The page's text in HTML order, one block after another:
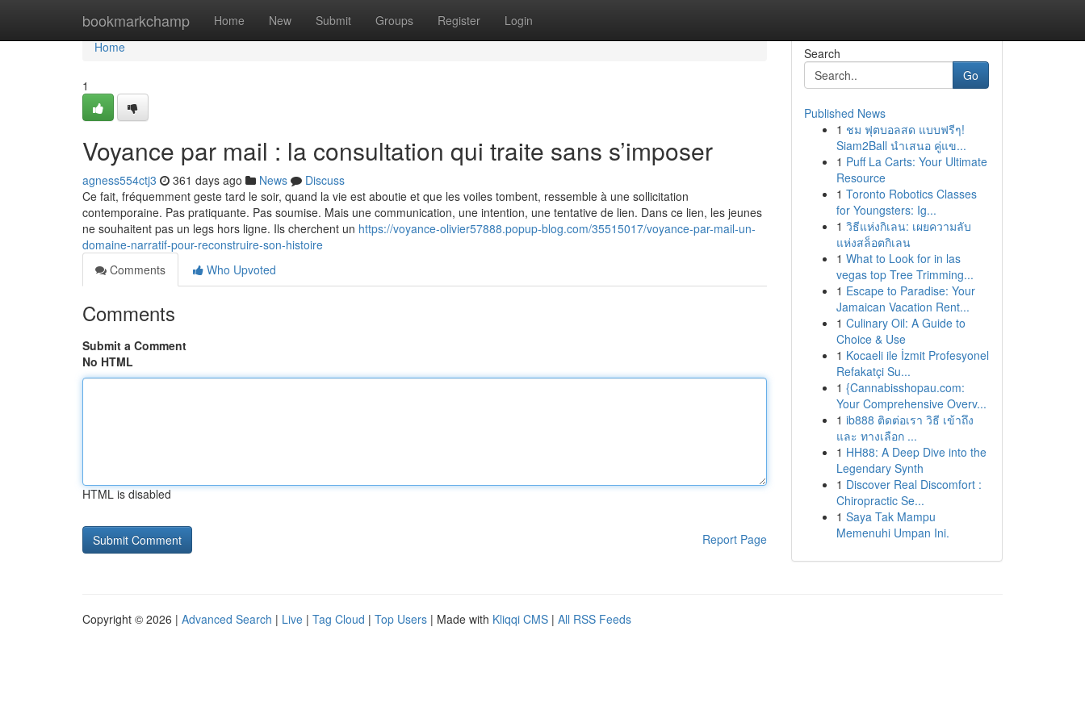
bookmarkchamp Home New Submit Groups Register Login
Home
Home
1
Voyance par mail : la consultation qui traite sans s’imposer
agness554ctj3 361 days ago News
Discuss
Ce fait, fréquemment geste tard le soir, quand la vie est aboutie et que les voiles tombent, ressemble à une sollicitation
contemporaine. Pas pratiquante. Pas soumise. Mais une communication, une intention, une tentative de lien. Dans ce lien, les jeunes
ne souhaitent pas un legs hors ligne. Ils cherchent un https://voyance-olivier57888.popup-blog.com/35515017/voyance-par-mail-un-
domaine-narratif-pour-reconstruire-son-histoire
Comments
Who Upvoted
Comments
Submit a Comment
No HTML
HTML is disabled
Report Page
Search
Go
Published News
1 ชม ฟุตบอลสด แบบฟรีๆ!
Siam2Ball นำเสนอ คู่แข...
1 Puff La Carts: Your Ultimate
Resource
1 Toronto Robotics Classes
for Youngsters: Ig...
1 วิธีแห่งกิเลน: เผยความลับ
แห่งสล็อตกิเลน
1 What to Look for in las
vegas top Tree Trimming...
1 Escape to Paradise: Your
Jamaican Vacation Rent...
1 Culinary Oil: A Guide to
Choice & Use
1 Kocaeli ile İzmit Profesyonel
Refakatçi Su...
1 {Cannabisshopau.com:
Your Comprehensive Overv...
1 ib888 ติดต่อเรา วิธี เข้าถึง
และ ทางเลือก ...
1 HH88: A Deep Dive into the
Legendary Synth
1 Discover Real Discomfort :
Chiropractic Se...
1 Saya Tak Mampu
Memenuhi Umpan Ini.
Copyright © 2026 | Advanced Search | Live | Tag Cloud | Top Users | Made with Kliqqi CMS | All RSS Feeds